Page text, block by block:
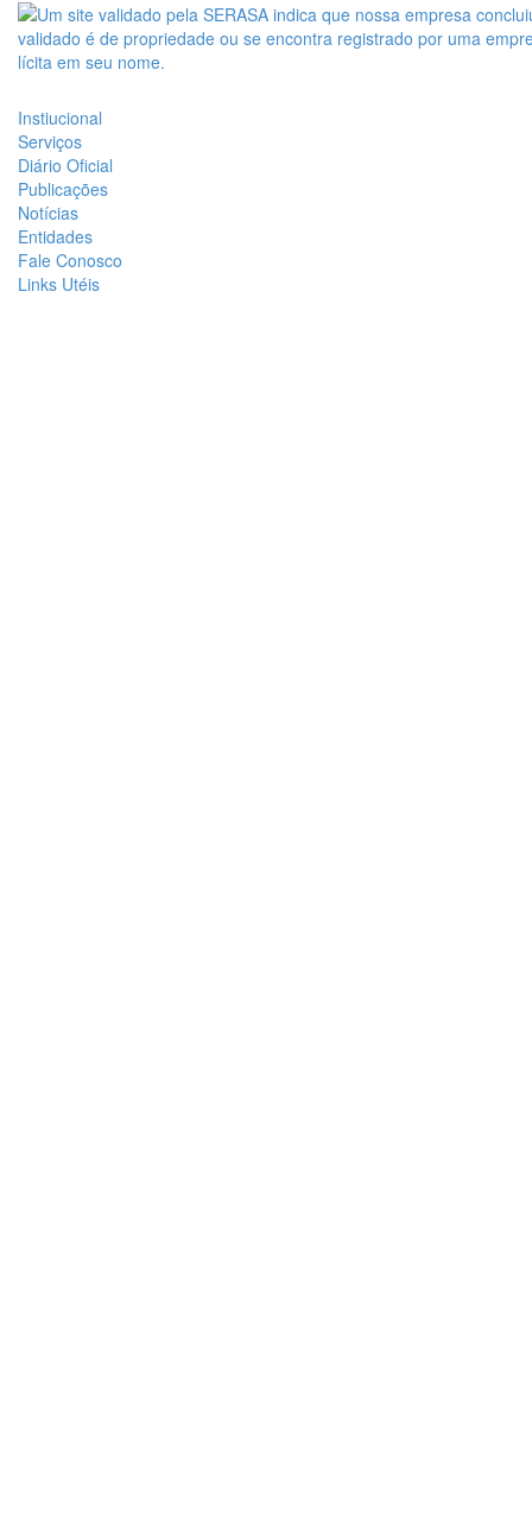
Instiucional
Serviços
Diário Oficial
Publicações
Notícias
Entidades
Fale Conosco
Links Utéis